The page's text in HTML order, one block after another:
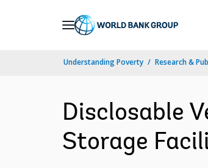
Understanding Poverty Research &
Disclosable
Storage